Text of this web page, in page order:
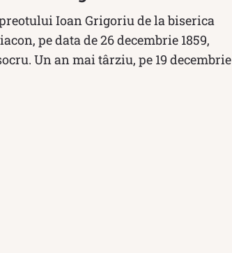
Ioan Grigoriu de la biserica
pe data de 26 decembrie 1859,
Un an mai târziu, pe 19 decembrie